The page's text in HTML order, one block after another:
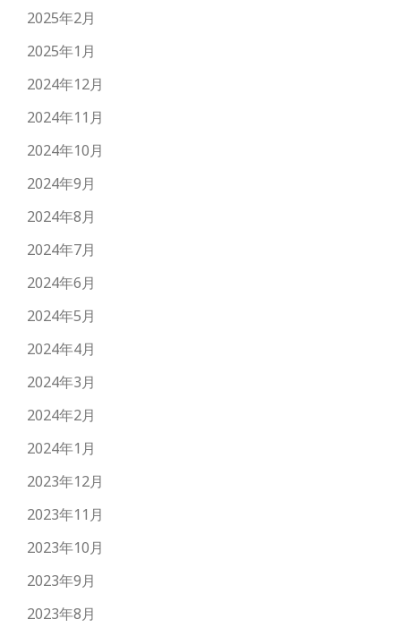
2025年2月
2025年1月
2024年12月
2024年11月
2024年10月
2024年9月
2024年8月
2024年7月
2024年6月
2024年5月
2024年4月
2024年3月
2024年2月
2024年1月
2023年12月
2023年11月
2023年10月
2023年9月
2023年8月